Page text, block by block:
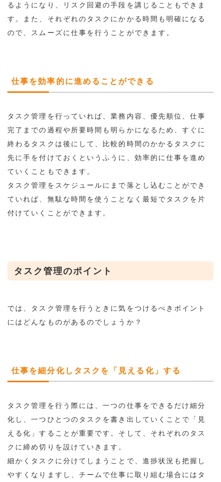
るようになり、リスク回避の手段を講じることもできま
す。また、それぞれのタスクにかかる時間も明確になる
ので、スムーズに仕事を行うことができます。
仕事を効率的に進めることができる
タスク管理を行っていれば、業務内容、優先順位、仕事
完了までの過程や所要時間も明らかになるため、すぐに
終わるタスクは後にして、比較的時間のかかるタスクに
先に手を付けておくというふうに、効率的に仕事を進め
ていくこともできます。
タスク管理をスケジュールにまで落とし込むことができ
ていれば、無駄な時間を使うことなく最短でタスクを片
付けていくことができます。
タスク管理のポイント
では、タスク管理を行うときに気をつけるべきポイント
にはどんなものがあるのでしょうか？
仕事を細分化しタスクを「見える化」する
タスク管理を行う際には、一つの仕事をできるだけ細分
化し、一つひとつのタスクを書き出していくことで「見
える化」することが重要です。そして、それぞれのタス
クに締め切りを設けていきます。
細かくタスクに分けてしまうことで、進捗状況も把握し
やすくなりますし、チームで仕事に取り組む場合にはタ